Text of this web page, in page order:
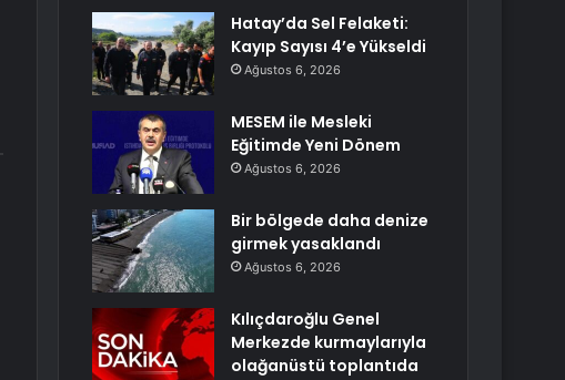
Hatay’da Sel Felaketi:
Kayıp Sayısı 4’e Yükseldi
Ağustos 6, 2026
MESEM ile Mesleki
Eğitimde Yeni Dönem
Ağustos 6, 2026
Bir bölgede daha denize
girmek yasaklandı
Ağustos 6, 2026
Kılıçdaroğlu Genel
Merkezde kurmaylarıyla
olağanüstü toplantıda